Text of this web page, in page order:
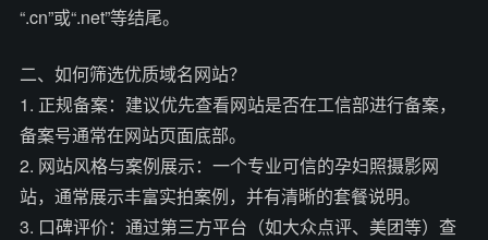
“.cn”或“.net”等结尾。
二、如何筛选优质域名网站？
1. 正规备案：建议优先查看网站是否在工信部进行备案，
备案号通常在网站页面底部。
2. 网站风格与案例展示：一个专业可信的孕妇照摄影网
站，通常展示丰富实拍案例，并有清晰的套餐说明。
3. 口碑评价：通过第三方平台（如大众点评、美团等）查